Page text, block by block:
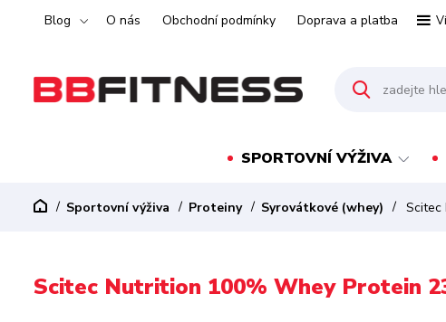
Blog O nás Obchodní podmínky Doprava a platba
SPORTOVNÍ VÝŽIVA
Sportovní výživa Proteiny Syrovátkové (whey) Scitec
Scitec Nutrition 100% Whey Protein